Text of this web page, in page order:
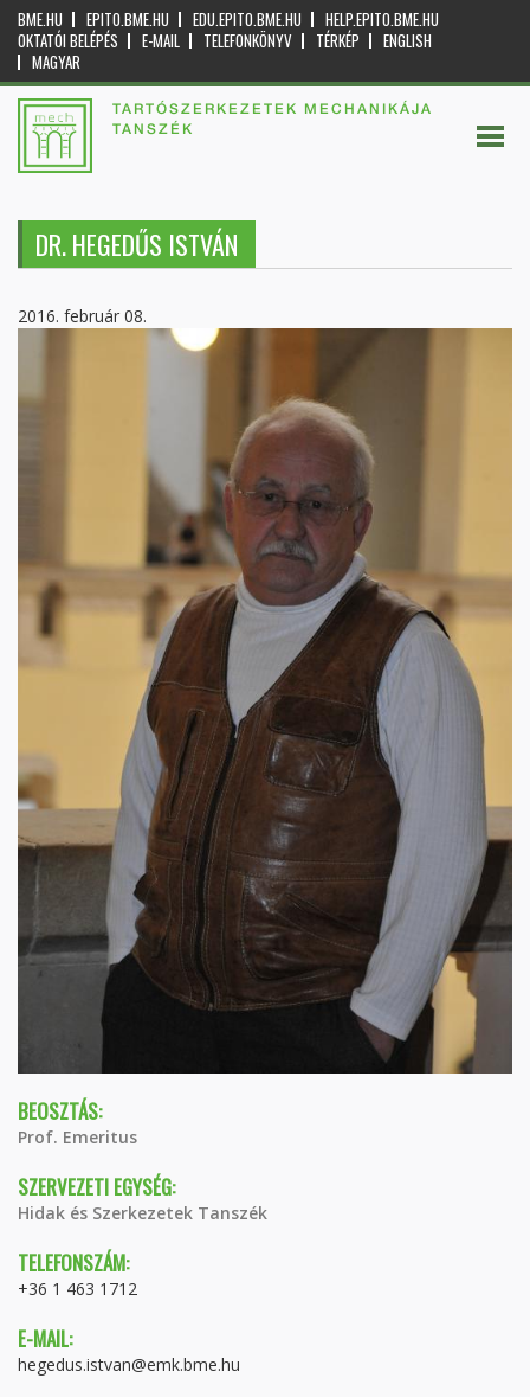
BME.HU EPITO.BME.HU EDU.EPITO.BME.HU
HELP.EPITO.BME.HU
OKTATÓI BELÉPÉS
E-MAIL TELEFONKÖNYV TÉRKÉP
ENGLISH
MAGYAR
TARTÓSZERKEZETEK MECHANIKÁJA
TANSZÉK
DR. HEGEDŰS ISTVÁN
2016. február 08.
BEOSZTÁS:
Prof. Emeritus
SZERVEZETI EGYSÉG:
Hidak és Szerkezetek Tanszék
TELEFONSZÁM:
+36 1 463 1712
E-MAIL:
hegedus.istvan@emk.bme.hu